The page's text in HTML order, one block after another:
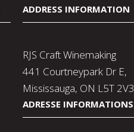
ADDRESS INFORMATION
RJS Craft Winemaking
441 Courtneypark Dr E,
Mississauga, ON L5T 2V3
ADRESSE INFORMATIONS